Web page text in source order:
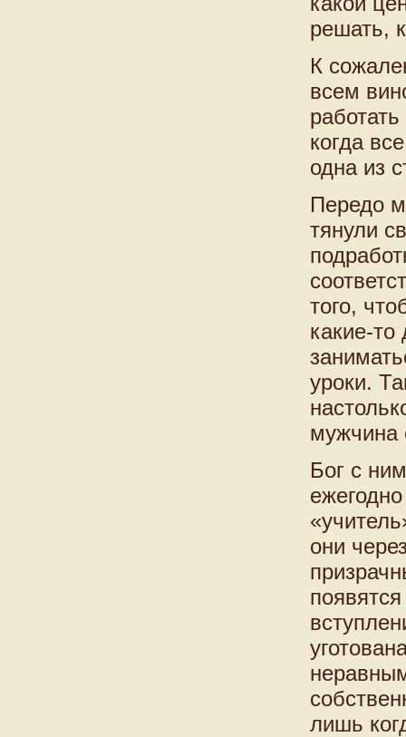
решать,
К
всем
когда
одна из
Передо
тянули
того,
какие-
уроки.
мужчина
Бог с
они
лишь